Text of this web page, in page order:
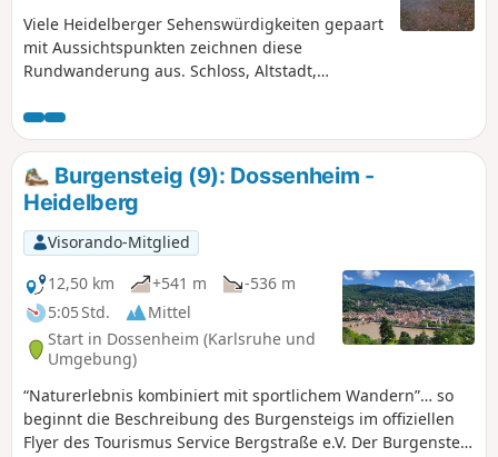
Viele Heidelberger Sehenswürdigkeiten gepaart
mit Aussichtspunkten zeichnen diese
Rundwanderung aus. Schloss, Altstadt,
Neckarufer sind die Highlights dieser
Wanderung.
Burgensteig (9): Dossenheim -
Heidelberg
Visorando-Mitglied
12,50 km
+541 m
-536 m
5:05 Std.
Mittel
Start in Dossenheim (Karlsruhe und
Umgebung)
“Naturerlebnis kombiniert mit sportlichem Wandern”… so
beginnt die Beschreibung des Burgensteigs im offiziellen
Flyer des Tourismus Service Bergstraße e.V. Der Burgensteig